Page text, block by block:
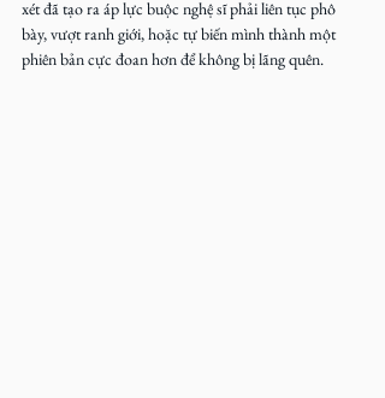
xét đã tạo ra áp lực buộc nghệ sĩ phải liên tục phô
bày, vượt ranh giới, hoặc tự biến mình thành một
phiên bản cực đoan hơn để không bị lãng quên.